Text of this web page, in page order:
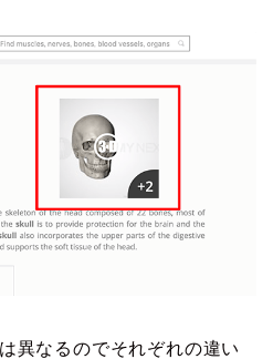
異なるのでそれぞれの違い